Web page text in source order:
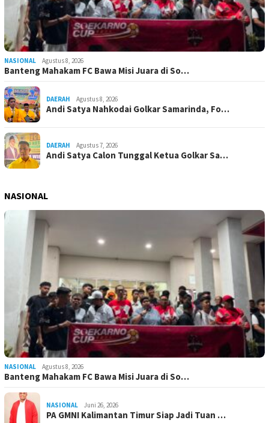
NASIONAL Agustus 8, 2026
Banteng Mahakam FC Bawa Misi Juara di So…
DAERAH Agustus 8, 2026
Andi Satya Nahkodai Golkar Samarinda, Fo…
DAERAH Agustus 7, 2026
Andi Satya Calon Tunggal Ketua Golkar Sa…
NASIONAL
NASIONAL Agustus 8, 2026
Banteng Mahakam FC Bawa Misi Juara di So…
NASIONAL Juni 26, 2026
PA GMNI Kalimantan Timur Siap Jadi Tuan …